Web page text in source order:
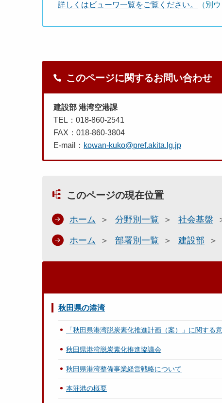
詳しくはビューワ一覧をご覧ください。
（別
このページに関するお問い合わせ
建設部 港湾空港課
TEL：018-860-2541
FAX：018-860-3804
E-mail： kowan-kuko@pref.akita.lg.jp
このページの現在位置
ホーム 分野別一覧 社会基盤
ホーム 部署別一覧 建設部
秋田県の港湾
「秋田県港湾脱炭素化推進計画（案）」に関する
秋田県港湾脱炭素化推進協議会
秋田県港湾整備事業経営戦略について
本荘港の概要